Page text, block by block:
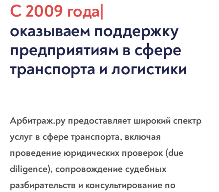
С 2009 года|
оказываем поддержку
предприятиям в сфере
транспорта и логистики
Арбитраж.ру предоставляет широкий спектр
услуг в сфере транспорта, включая
проведение юридических проверок (due
diligence), сопровождение судебных
разбирательств и консультирование по